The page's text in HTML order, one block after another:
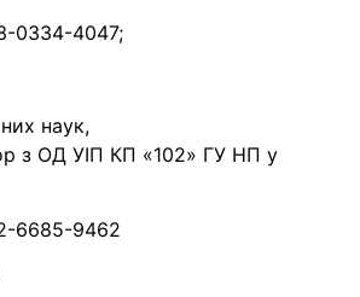
0334-4047;
наук,
з ОД УІП КП «102» ГУ НП у
6685-9462